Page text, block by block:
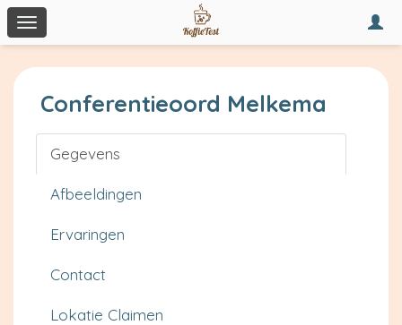
Toggle
navigation
Conferentieoord Melkema
Gegevens
Afbeeldingen
Ervaringen
Contact
Lokatie Claimen